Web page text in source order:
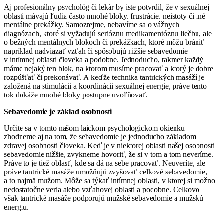
Aj profesionálny psychológ či lekár by iste potvrdil, že v sexuálnej
oblasti mávajú ľudia často mnohé bloky, frustrácie, neistoty či iné
mentálne prekážky. Samozrejme, nebavíme sa o vážnych
diagnózach, ktoré si vyžadujú serióznu medikamentóznu liečbu, ale
o bežných mentálnych blokoch či prekážkach, ktoré môžu brániť
napríklad nadviazať vzťah či spôsobujú nižšie sebavedomie
v intímnej oblasti človeka a podobne. Jednoducho, takmer každý
máme nejaký ten blok, na ktorom musíme pracovať a ktorý je dobre
rozpúšťať či prekonávať. A keďže technika tantrických masáží je
založená na stimulácii a koordinácii sexuálnej energie, práve tento
tok dokáže mnohé bloky postupne uvoľňovať.
Sebavedomie je základ osobnosti
Určite sa v tomto našom laickom psychologickom okienku
zhodneme aj na tom, že sebavedomie je jednoducho základom
zdravej osobnosti človeka. Keď je v niektorej oblasti našej osobnosti
sebavedomie nižšie, zvykneme hovoriť, že si v tom a tom neveríme.
Práve to je tiež oblasť, kde sa dá na sebe pracovať. Neuveríte, ale
práve tantrické masáže umožňujú zvyšovať celkové sebavedomie,
a to najmä mužom. Môže sa týkať intímnej oblasti, v ktorej si možno
nedostatočne veria alebo vzťahovej oblasti a podobne. Celkovo
však tantrické masáže podporujú mužské sebavedomie a mužskú
energiu.